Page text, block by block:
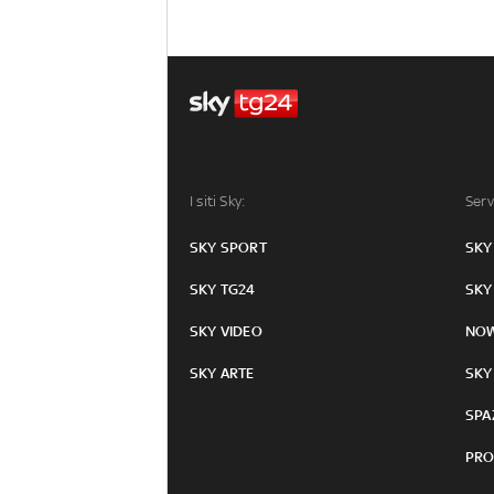
I siti Sky:
SKY SPORT
SKY TG24
SKY VIDEO
SKY ARTE